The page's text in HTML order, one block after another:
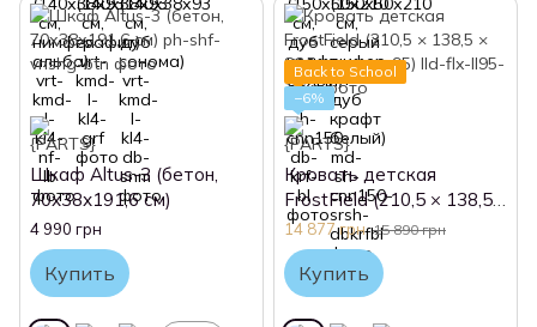
Шкаф Altus-3 (бетон,
70х38х191,6 см)
4 990 грн
Купить
Back to School
−6%
Кровать детская
FrostField (210,5 × 138,5
× 86,5 см, лили 95)
14 877 грн 15 890 грн
Купить